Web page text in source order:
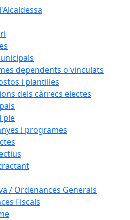
dependents o vinculats
i plantilles
dels càrrecs electes
ple
i programes
/ Ordenances Generals
Fiscals